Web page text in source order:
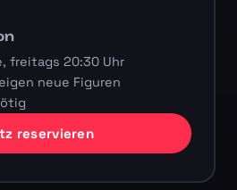
freitags 20:30 Uhr
neue Figuren
reservieren